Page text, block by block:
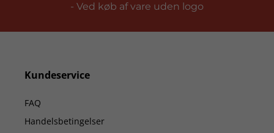
- Ved køb af vare uden logo
Kundeservice
FAQ
Handelsbetingelser